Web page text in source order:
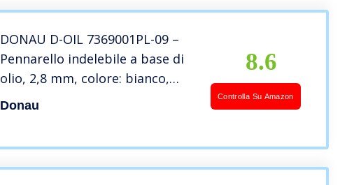
DONAU D-OIL 7369001PL-09 –
Pennarello indelebile a base di
olio, 2,8 mm, colore: bianco,
inchiostro impermeabile, carta
Donau
8.6
Controlla Su Amazon